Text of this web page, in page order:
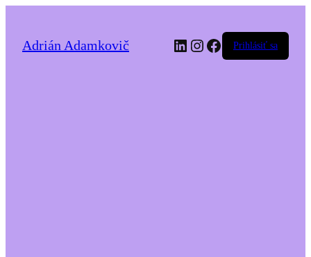
Adrián Adamkovič LinkedIn
Instagram
Facebook
Prihlásiť sa